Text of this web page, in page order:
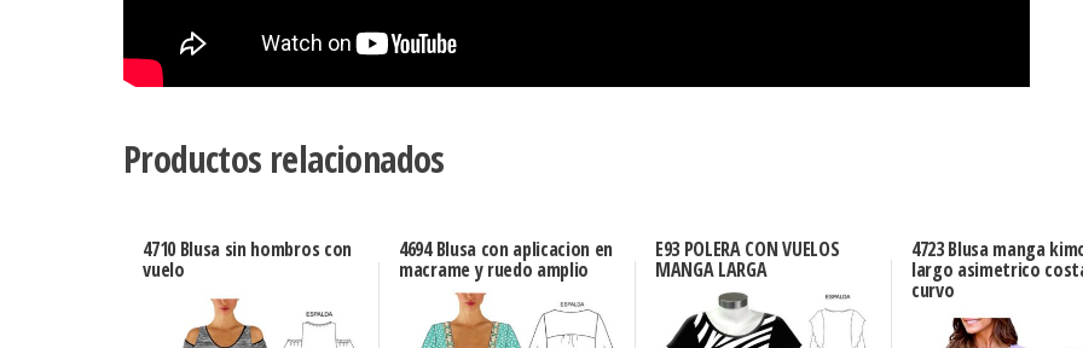
Productos relacionados
4710 Blusa sin hombros con
vuelo
4694 Blusa con aplicacion en
macrame y ruedo amplio
E93 POLERA CON VUELOS
MANGA LARGA
4723 Blusa manga
largo asimetrico
curvo